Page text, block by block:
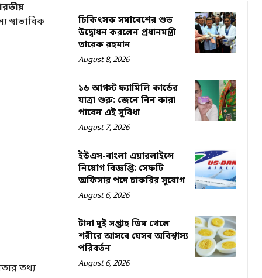
স্বাভাবিক
তথ্য
চিকিৎসক সমাবেশের শুভ
উদ্বোধন করলেন প্রধানমন্ত্রী
তারেক রহমান
August 8, 2026
১৬ আগস্ট ফ্যামিলি কার্ডের
যাত্রা শুরু: জেনে নিন কারা
পাবেন এই সুবিধা
August 7, 2026
ইউএস-বাংলা এয়ারলাইন্সে
নিয়োগ বিজ্ঞপ্তি: সেফটি
অফিসার পদে চাকরির সুযোগ
August 6, 2026
টানা দুই সপ্তাহ ডিম খেলে
শরীরে আসবে যেসব অবিশ্বাস্য
পরিবর্তন
August 6, 2026